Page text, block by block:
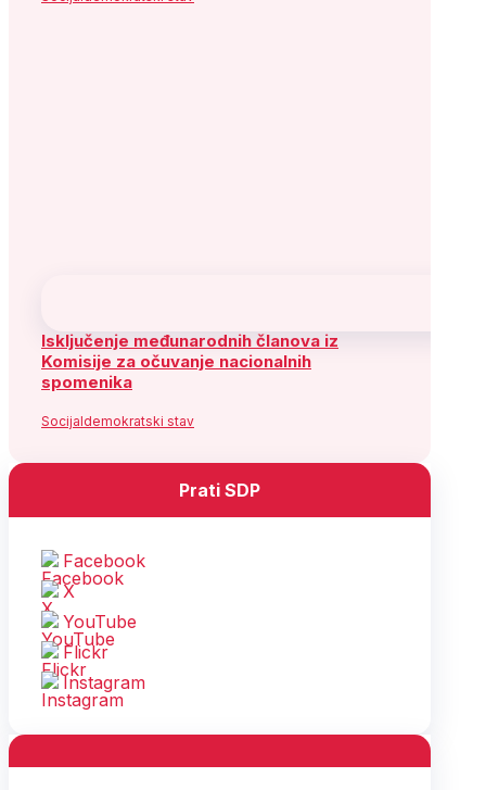
Isključenje međunarodnih članova iz
Komisije za očuvanje nacionalnih
spomenika
Socijaldemokratski stav
Prati SDP
Facebook
X
YouTube
Flickr
Instagram